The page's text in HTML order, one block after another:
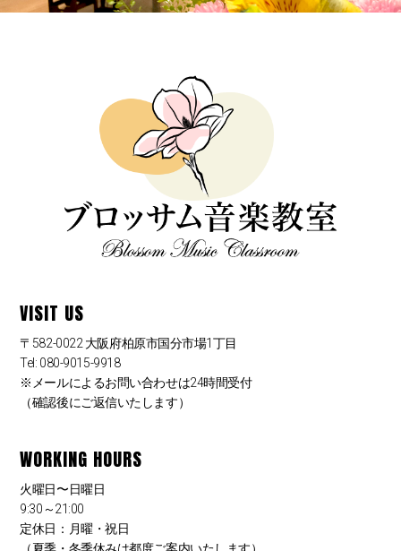
VISIT US
〒582-0022 大阪府柏原市国分市場1丁目
Tel: 080-9015-9918
※メールによるお問い合わせは24時間受付
（確認後にご返信いたします）
WORKING HOURS
火曜日〜日曜日
9:30～21:00
定休日：月曜・祝日